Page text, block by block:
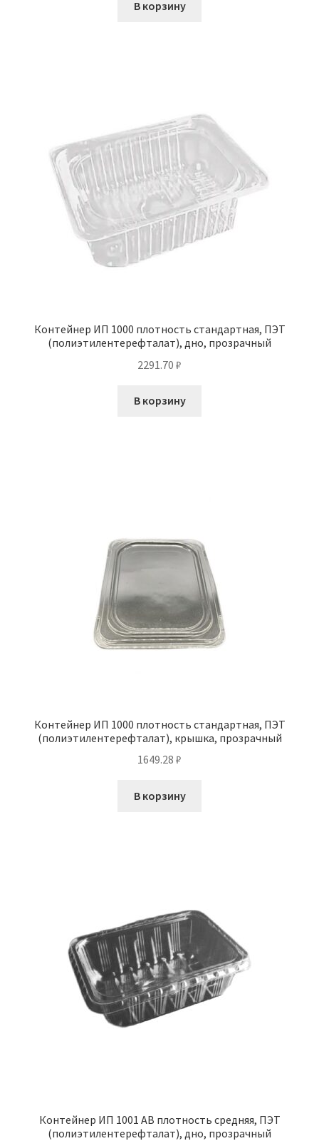
В корзину
Контейнер ИП 1000 плотность стандартная, ПЭТ
(полиэтилентерефталат), дно, прозрачный
2291.70 ₽
В корзину
Контейнер ИП 1000 плотность стандартная, ПЭТ
(полиэтилентерефталат), крышка, прозрачный
1649.28 ₽
В корзину
Контейнер ИП 1001 АВ плотность средняя, ПЭТ
(полиэтилентерефталат), дно, прозрачный